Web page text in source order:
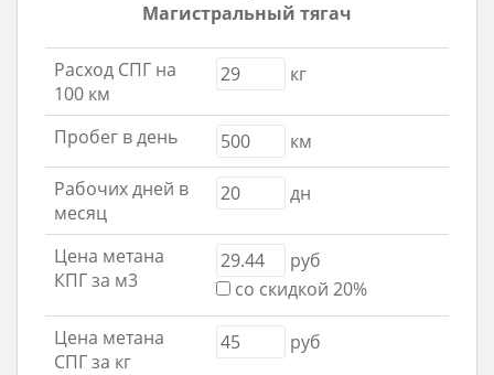
Магистральный тягач
Расход СПГ на
100 км
кг
Пробег в день
км
Рабочих дней в
месяц
дн
Цена метана
КПГ за м3
руб
со скидкой 20%
Цена метана
СПГ за кг
руб